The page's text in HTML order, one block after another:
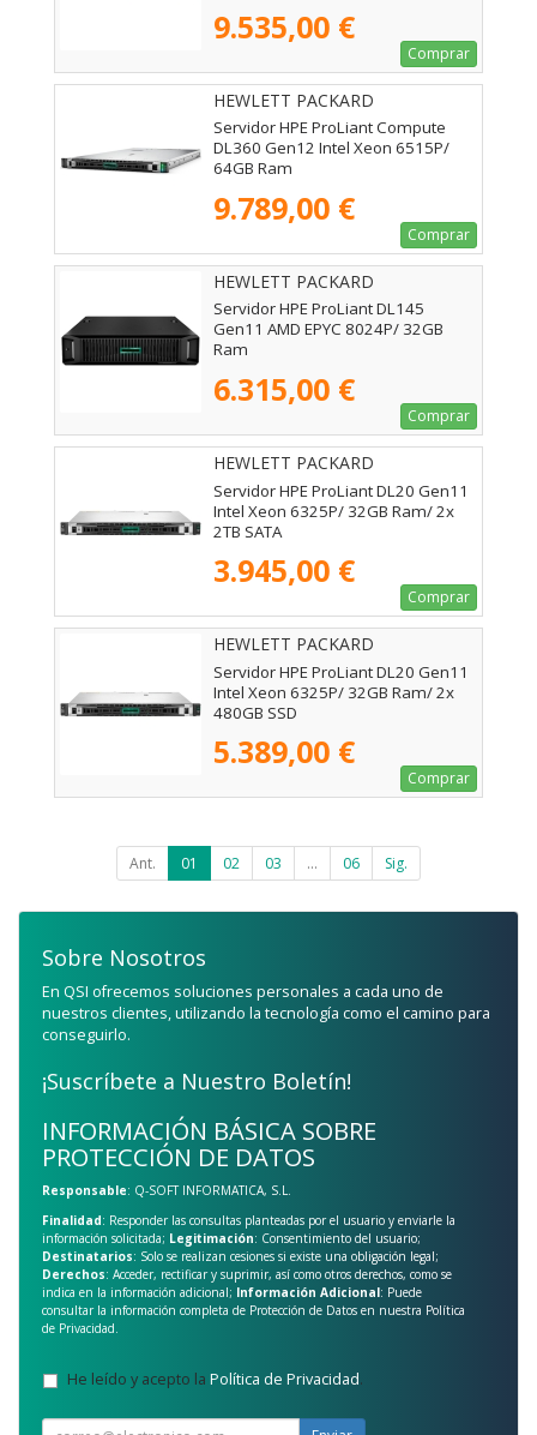
9.535,00 €
Comprar
HEWLETT PACKARD
ENTERPRISE - P95989-425
Servidor HPE ProLiant Compute
DL360 Gen12 Intel Xeon 6515P/
64GB Ram
9.789,00 €
Comprar
HEWLETT PACKARD
ENTERPRISE - P79814-425
Servidor HPE ProLiant DL145
Gen11 AMD EPYC 8024P/ 32GB
Ram
6.315,00 €
Comprar
HEWLETT PACKARD
ENTERPRISE - P87462-425
Servidor HPE ProLiant DL20 Gen11
Intel Xeon 6325P/ 32GB Ram/ 2x
2TB SATA
3.945,00 €
Comprar
HEWLETT PACKARD
ENTERPRISE - P87465-425
Servidor HPE ProLiant DL20 Gen11
Intel Xeon 6325P/ 32GB Ram/ 2x
480GB SSD
5.389,00 €
Comprar
Ant. 01 02 03 ... 06 Sig.
Sobre Nosotros
En QSI ofrecemos soluciones personales a cada uno de
nuestros clientes, utilizando la tecnología como el camino para
conseguirlo.
¡Suscríbete a Nuestro Boletín!
INFORMACIÓN BÁSICA SOBRE
PROTECCIÓN DE DATOS
Responsable: Q-SOFT INFORMATICA, S.L.
Finalidad: Responder las consultas planteadas por el usuario y enviarle la
información solicitada; Legitimación: Consentimiento del usuario;
Destinatarios: Solo se realizan cesiones si existe una obligación legal;
Derechos: Acceder, rectificar y suprimir, así como otros derechos, como se
indica en la información adicional; Información Adicional: Puede
consultar la información completa de Protección de Datos en nuestra Política
de Privacidad.
He leído y acepto la Política de Privacidad.